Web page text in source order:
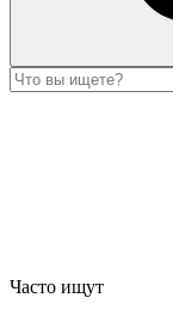
Часто ищут